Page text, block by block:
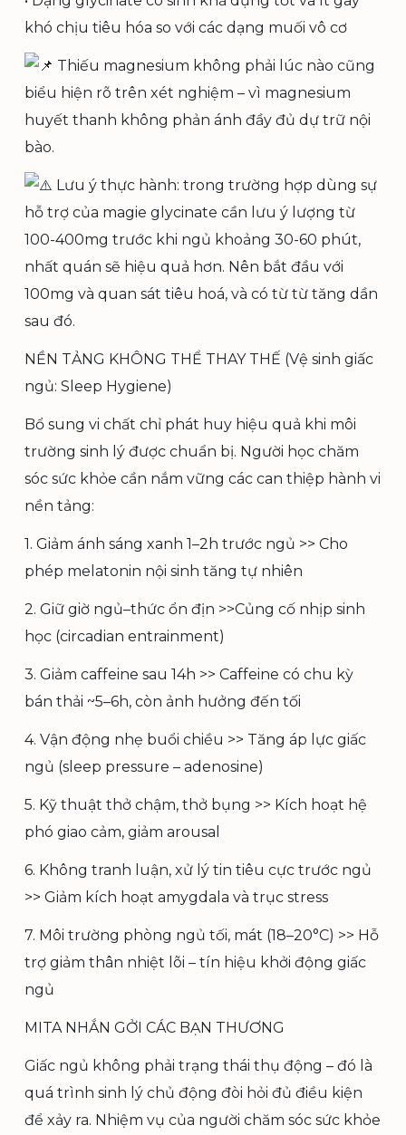
khó chịu tiêu hóa so với các dạng muối vô cơ
Thiếu magnesium không phải lúc nào cũng
biểu hiện rõ trên xét nghiệm – vì magnesium
huyết thanh không phản ánh đầy đủ dự trữ nội
bào.
Lưu ý thực hành: trong trường hợp dùng sự
hỗ trợ của magie glycinate cần lưu ý lượng từ
100-400mg trước khi ngủ khoảng 30-60 phút,
nhất quán sẽ hiệu quả hơn. Nên bắt đầu với
100mg và quan sát tiêu hoá, và có từ từ tăng dần
sau đó.
NỀN TẢNG KHÔNG THỂ THAY THẾ (Vệ sinh giấc
ngủ: Sleep Hygiene)
Bổ sung vi chất chỉ phát huy hiệu quả khi môi
trường sinh lý được chuẩn bị. Người học chăm
sóc sức khỏe cần nắm vững các can thiệp hành vi
nền tảng:
1. Giảm ánh sáng xanh 1–2h trước ngủ >> Cho
phép melatonin nội sinh tăng tự nhiên
2. Giữ giờ ngủ–thức ổn địn >>Củng cố nhịp sinh
học (circadian entrainment)
3. Giảm caffeine sau 14h >> Caffeine có chu kỳ
bán thải ~5–6h, còn ảnh hưởng đến tối
4. Vận động nhẹ buổi chiều >> Tăng áp lực giấc
ngủ (sleep pressure – adenosine)
5. Kỹ thuật thở chậm, thở bụng >> Kích hoạt hệ
phó giao cảm, giảm arousal
6. Không tranh luận, xử lý tin tiêu cực trước ngủ
>> Giảm kích hoạt amygdala và trục stress
7. Môi trường phòng ngủ tối, mát (18–20°C) >> Hỗ
trợ giảm thân nhiệt lõi – tín hiệu khởi động giấc
ngủ
MITA NHẮN GỞI CÁC BẠN THƯƠNG
Giấc ngủ không phải trạng thái thụ động – đó là
quá trình sinh lý chủ động đòi hỏi đủ điều kiện
để xảy ra. Nhiệm vụ của người chăm sóc sức khỏe